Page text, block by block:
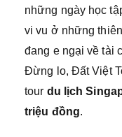
những ngày học
vi vu ở những
đang e ngại về tài
Đừng lo, Đất Việt
tour du lịch
triệu đồng.